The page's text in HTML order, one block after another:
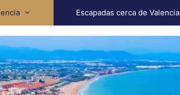
Escapadas cerca de Valencia